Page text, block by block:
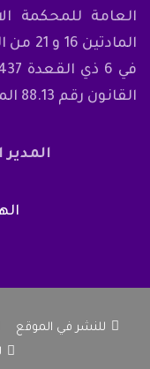
العامة للمحكمة
القانون رقم 88.13 المتعلق بالصحافة والنشر.
للنشر في الموقع